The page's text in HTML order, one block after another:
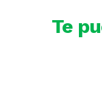
Te